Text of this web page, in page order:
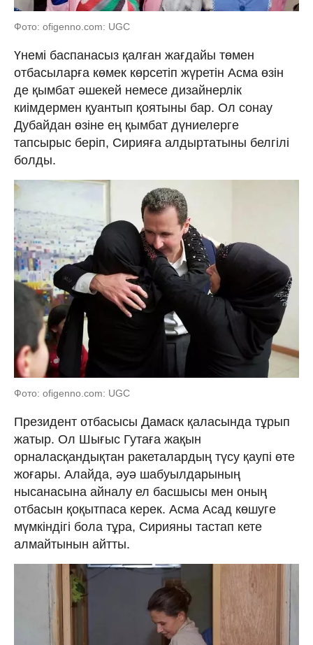
Фото: ofigenno.com: UGC
Үнемі баспанасыз қалған жағдайы төмен
отбасыларға көмек көрсетіп жүретін Асма өзін
де қымбат әшекей немесе дизайнерлік
киімдермен қуантып қоятыны бар. Ол сонау
Дубайдан өзіне ең қымбат дүниелерге
тапсырыс беріп, Сирияға алдыртатыны белгілі
болды.
Фото: ofigenno.com: UGC
Президент отбасысы Дамаск қаласында тұрып
жатыр. Ол Шығыс Гутаға жақын
орналасқандықтан ракеталардың түсу қаупі өте
жоғары. Алайда, әуә шабуылдарының
нысанасына айналу ел басшысы мен оның
отбасын қоқытпаса керек. Асма Асад көшуге
мүмкіндігі бола тұра, Сирияны тастап кете
алмайтынын айтты.